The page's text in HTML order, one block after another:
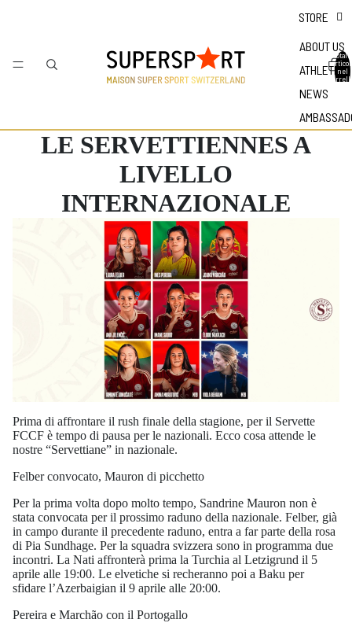
STORE
ABOUT US
ATHLETES
NEWS
Totale
nel
LE SERVETTIENNES A
LIVELLO
INTERNAZIONALE
Prima di affrontare il rush finale della stagione, per il Servette
FCCF è tempo di pausa per le nazionali. Ecco cosa attende le
nostre “Servettiane” in nazionale.
Felber convocato, Mauron di picchetto
Per la prima volta dopo molto tempo, Sandrine Mauron non è
stata convocata per il prossimo raduno della nazionale. Felber, già
in campo durante il precedente raduno, entra a far parte della rosa
di Pia Sundhage. Per la squadra svizzera sono in programma due
incontri. La Nati affronterà prima la Turchia al Letzigrund il 5
aprile alle 19:00. Le elvetiche si recheranno poi a Baku per
sfidare l’Azerbaigian il 9 aprile alle 20:00.
Pereira e Marchão con il Portogallo